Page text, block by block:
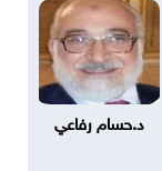
د.حسام رفاعي